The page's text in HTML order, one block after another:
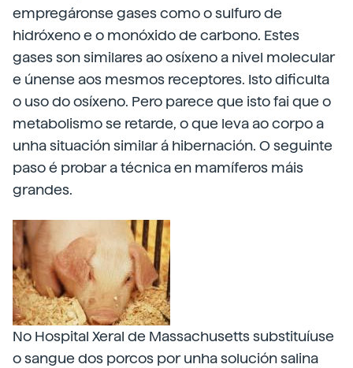
empregáronse gases como o sulfuro de
hidróxeno e o monóxido de carbono. Estes
gases son similares ao osíxeno a nivel molecular
e únense aos mesmos receptores. Isto dificulta
o uso do osíxeno. Pero parece que isto fai que o
metabolismo se retarde, o que leva ao corpo a
unha situación similar á hibernación. O seguinte
paso é probar a técnica en mamíferos máis
grandes.
No Hospital Xeral de Massachusetts substituíuse
o sangue dos porcos por unha solución salina